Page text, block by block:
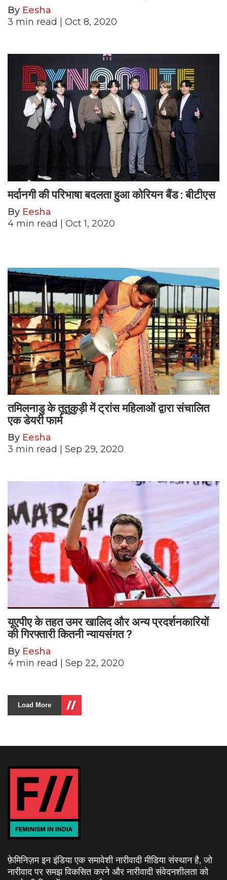
By Eesha
3 min read | Oct 8, 2020
मर्दानगी की परिभाषा बदलता हुआ कोरियन बैंड : बीटीएस
By Eesha
4 min read | Oct 1, 2020
तमिलनाडु के तूतुकुड़ी में ट्रांस महिलाओं द्वारा संचालित
एक डेयरी फार्म
By Eesha
3 min read | Sep 29, 2020
यूएपीए के तहत उमर खालिद और अन्य प्रदर्शनकारियों
की गिरफ्तारी कितनी न्यायसंगत ?
By Eesha
4 min read | Sep 22, 2020
Load More
फ़ेमिनिज़म इन इंडिया एक समावेशी नारीवादी मीडिया संस्थान है, जो
नारीवाद पर समझ विकसित करने और नारीवादी संवेदनशीलता को